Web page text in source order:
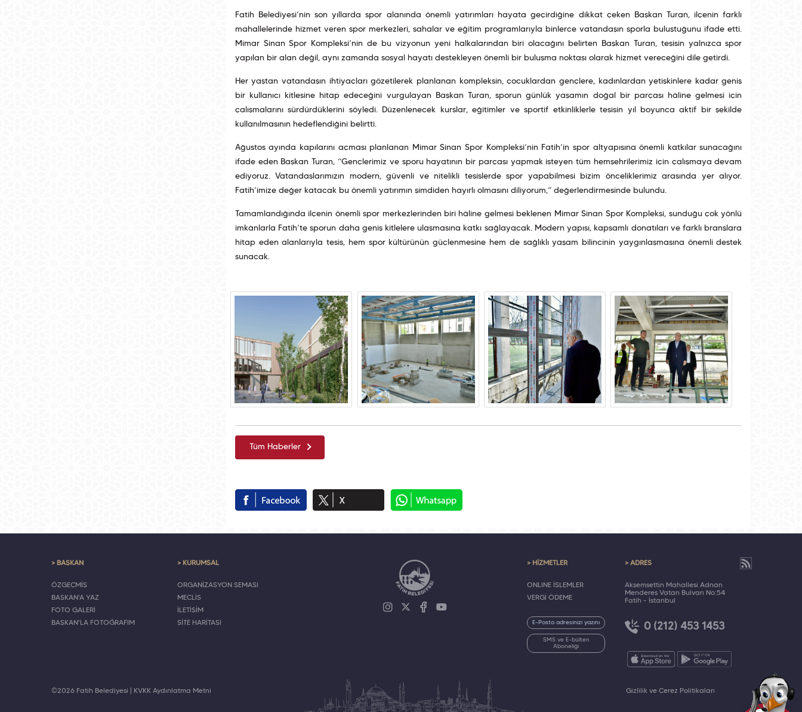
Fatih Belediyesi’nin son yıllarda spor alanında önemli yatırımları hayata geçirdiğine dikkat çeken Başkan Turan, ilçenin farklı
mahallelerinde hizmet veren spor merkezleri, sahalar ve eğitim programlarıyla binlerce vatandaşın sporla buluştuğunu ifade etti.
Mimar Sinan Spor Kompleksi’nin de bu vizyonun yeni halkalarından biri olacağını belirten Başkan Turan, tesisin yalnızca spor
yapılan bir alan değil, aynı zamanda sosyal hayatı destekleyen önemli bir buluşma noktası olarak hizmet vereceğini dile getirdi.
Her yaştan vatandaşın ihtiyaçları gözetilerek planlanan kompleksin, çocuklardan gençlere, kadınlardan yetişkinlere kadar geniş
bir kullanıcı kitlesine hitap edeceğini vurgulayan Başkan Turan, sporun günlük yaşamın doğal bir parçası hâline gelmesi için
çalışmalarını sürdürdüklerini söyledi. Düzenlenecek kurslar, eğitimler ve sportif etkinliklerle tesisin yıl boyunca aktif bir şekilde
kullanılmasının hedeflendiğini belirtti.
Ağustos ayında kapılarını açması planlanan Mimar Sinan Spor Kompleksi’nin Fatih’in spor altyapısına önemli katkılar sunacağını
ifade eden Başkan Turan, “Gençlerimiz ve sporu hayatının bir parçası yapmak isteyen tüm hemşehrilerimiz için çalışmaya devam
ediyoruz. Vatandaşlarımızın modern, güvenli ve nitelikli tesislerde spor yapabilmesi bizim önceliklerimiz arasında yer alıyor.
Fatih’imize değer katacak bu önemli yatırımın şimdiden hayırlı olmasını diliyorum,” değerlendirmesinde bulundu.
Tamamlandığında ilçenin önemli spor merkezlerinden biri hâline gelmesi beklenen Mimar Sinan Spor Kompleksi, sunduğu çok yönlü
imkânlarla Fatih’te sporun daha geniş kitlelere ulaşmasına katkı sağlayacak. Modern yapısı, kapsamlı donatıları ve farklı branşlara
hitap eden alanlarıyla tesis, hem spor kültürünün güçlenmesine hem de sağlıklı yaşam bilincinin yaygınlaşmasına önemli destek
sunacak.
Tüm Haberler
> BAŞKAN
ÖZGEÇMİŞ
BAŞKAN'A YAZ
FOTO GALERİ
BAŞKAN'LA FOTOĞRAFIM
> KURUMSAL
ORGANİZASYON ŞEMASI
MECLİS
İLETİŞİM
SİTE HARİTASI
> HİZMETLER
ONLINE İŞLEMLER
VERGİ ÖDEME
SMS ve E-bülten
Aboneliği
> ADRES
Akşemsettin Mahallesi Adnan
Menderes Vatan Bulvarı No:54
Fatih - İstanbul
0 (212) 453 1453
©2026 Fatih Belediyesi | KVKK Aydınlatma Metni Gizlilik ve Çerez Politikaları